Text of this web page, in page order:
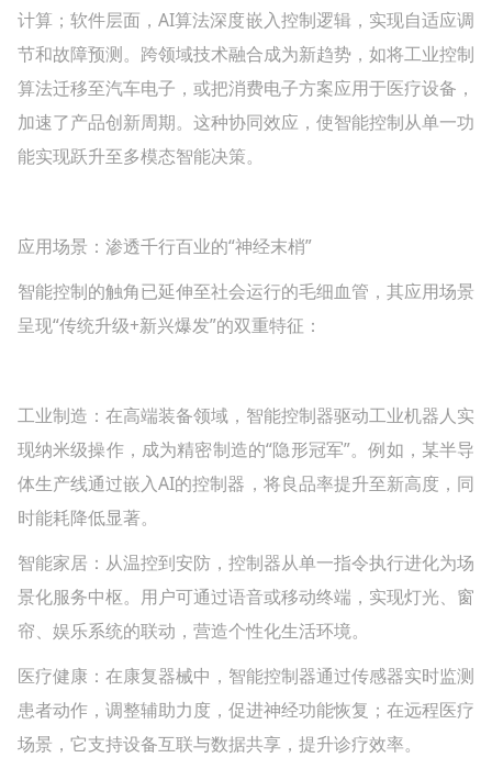
计算；软件层面，AI算法深度嵌入控制逻辑，实现自适应调
节和故障预测。跨领域技术融合成为新趋势，如将工业控制
算法迁移至汽车电子，或把消费电子方案应用于医疗设备，
加速了产品创新周期。这种协同效应，使智能控制从单一功
能实现跃升至多模态智能决策。
应用场景：渗透千行百业的“神经末梢”
智能控制的触角已延伸至社会运行的毛细血管，其应用场景
呈现“传统升级+新兴爆发”的双重特征：
工业制造‌：在高端装备领域，智能控制器驱动工业机器人实
现纳米级操作，成为精密制造的“隐形冠军”。例如，某半导
体生产线通过嵌入AI的控制器，将良品率提升至新高度，同
时能耗降低显著。
智能家居‌：从温控到安防，控制器从单一指令执行进化为场
景化服务中枢。用户可通过语音或移动终端，实现灯光、窗
帘、娱乐系统的联动，营造个性化生活环境。
医疗健康‌：在康复器械中，智能控制器通过传感器实时监测
患者动作，调整辅助力度，促进神经功能恢复；在远程医疗
场景，它支持设备互联与数据共享，提升诊疗效率。